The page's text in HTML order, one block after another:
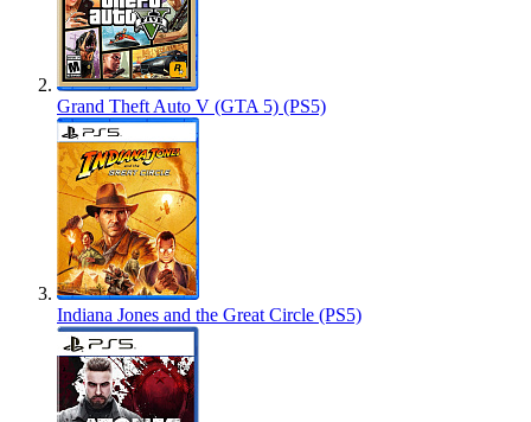
Grand Theft Auto V (GTA 5) (PS5)
Indiana Jones and the Great Circle (PS5)